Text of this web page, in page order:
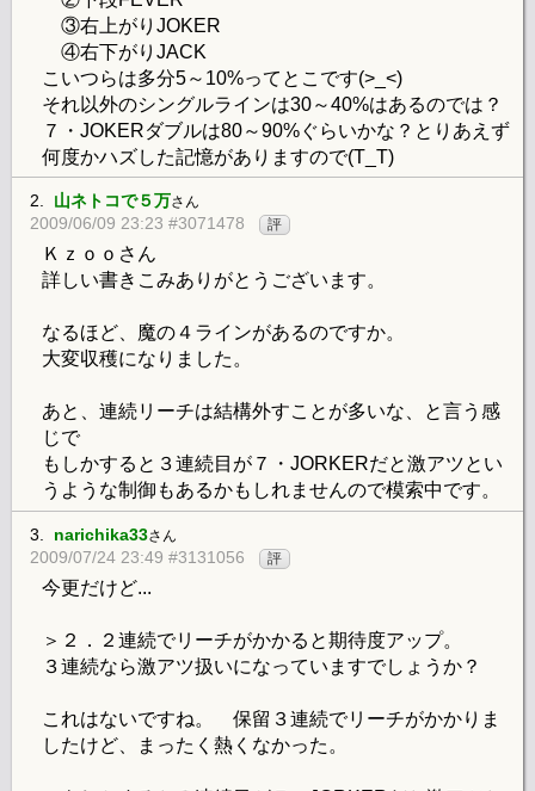
③右上がりJOKER
④右下がりJACK
こいつらは多分5～10%ってとこです(>_<)
それ以外のシングルラインは30～40%はあるのでは？
７・JOKERダブルは80～90%ぐらいかな？とりあえず
何度かハズした記憶がありますので(T_T)
2. 山ネトコで５万さん
2009/06/09 23:23 #3071478 評
Ｋｚｏｏさん
詳しい書きこみありがとうございます。
なるほど、魔の４ラインがあるのですか。
大変収穫になりました。
あと、連続リーチは結構外すことが多いな、と言う感
じで
もしかすると３連続目が７・JORKERだと激アツとい
うような制御もあるかもしれませんので模索中です。
3. narichika33さん
2009/07/24 23:49 #3131056 評
今更だけど...
＞２．２連続でリーチがかかると期待度アップ。
３連続なら激アツ扱いになっていますでしょうか？
これはないですね。 保留３連続でリーチがかかりま
したけど、まったく熱くなかった。